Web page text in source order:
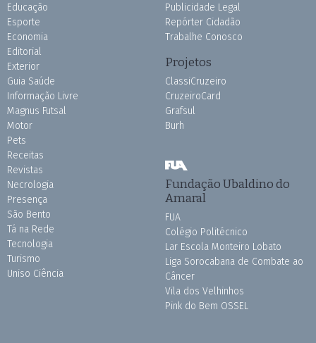
Educação
Esporte
Economia
Editorial
Exterior
Guia Saúde
Informação Livre
Magnus Futsal
Motor
Pets
Receitas
Revistas
Necrologia
Presença
São Bento
Tá na Rede
Tecnologia
Turismo
Uniso Ciência
Publicidade Legal
Repórter Cidadão
Trabalhe Conosco
Projetos
ClassiCruzeiro
CruzeiroCard
Grafsul
Burh
Fundação Ubaldino do
Amaral
FUA
Colégio Politécnico
Lar Escola Monteiro Lobato
Liga Sorocabana de Combate ao
Câncer
Vila dos Velhinhos
Pink do Bem OSSEL